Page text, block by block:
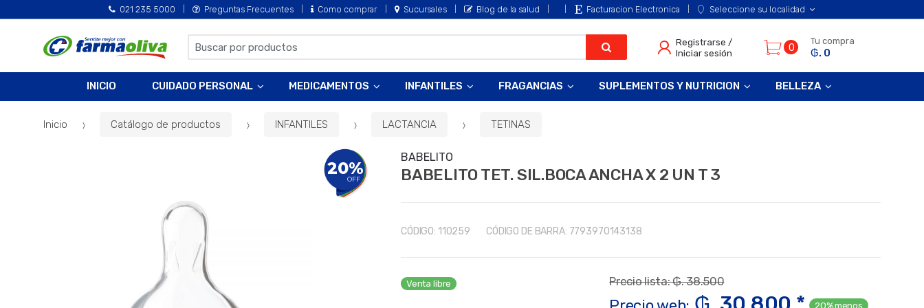
021 235 5000 Preguntas Frecuentes Como comprar Sucursales Blog de la salud Facturacion Electronica Seleccione su localidad
u
s
c
r
Registrarse /
Iniciar sesión
0
Tu compra
₲. 0
INICIO CUIDADO PERSONAL MEDICAMENTOS INFANTILES FRAGANCIAS SUPLEMENTOS Y NUTRICION BELLEZA
Inicio Catálogo de productos INFANTILES LACTANCIA TETINAS
20%
OFF
BABELITO
BABELITO TET. SIL.BOCA ANCHA X 2 UN T 3
CÓDIGO: 110259 CÓDIGO DE BARRA: 7793970143138
Venta libre Precio lista: ₲. 38.500
20% menos